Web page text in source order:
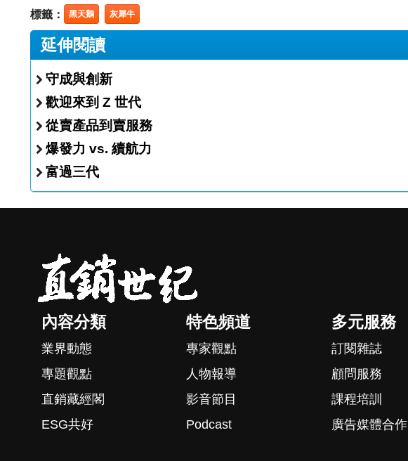
標籤： 黑天鵝 灰犀牛
延伸閱讀
守成與創新
歡迎來到 Z 世代
從賣產品到賣服務
爆發力 vs. 續航力
富過三代
內容分類
業界動態
專題觀點
直銷藏經閣
ESG共好
特色頻道
專家觀點
人物報導
影音節目
Podcast
多元服務
訂閱雜誌
顧問服務
課程培訓
廣告媒體合作